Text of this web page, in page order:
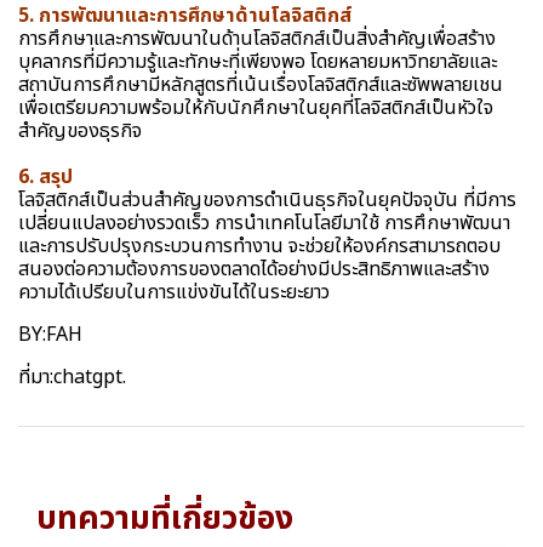
5. การพัฒนาและการศึกษาด้านโลจิสติกส์
การศึกษาและการพัฒนาในด้านโลจิสติกส์เป็นสิ่งสำคัญเพื่อสร้าง
บุคลากรที่มีความรู้และทักษะที่เพียงพอ โดยหลายมหาวิทยาลัยและ
สถาบันการศึกษามีหลักสูตรที่เน้นเรื่องโลจิสติกส์และซัพพลายเชน
เพื่อเตรียมความพร้อมให้กับนักศึกษาในยุคที่โลจิสติกส์เป็นหัวใจ
สำคัญของธุรกิจ
6. สรุป
โลจิสติกส์เป็นส่วนสำคัญของการดำเนินธุรกิจในยุคปัจจุบัน ที่มีการ
เปลี่ยนแปลงอย่างรวดเร็ว การนำเทคโนโลยีมาใช้ การศึกษาพัฒนา
และการปรับปรุงกระบวนการทำงาน จะช่วยให้องค์กรสามารถตอบ
สนองต่อความต้องการของตลาดได้อย่างมีประสิทธิภาพและสร้าง
ความได้เปรียบในการแข่งขันได้ในระยะยาว
BY:FAH
ที่มา:chatgpt.
บทความที่เกี่ยวข้อง